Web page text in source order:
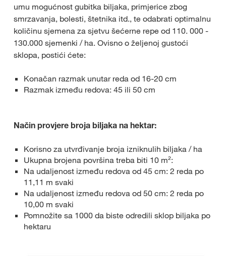
umu mogućnost gubitka biljaka, primjerice zbog
smrzavanja, bolesti, štetnika itd., te odabrati optimalnu
količinu sjemena za sjetvu šećerne repe od 110. 000 -
130.000 sjemenki / ha. Ovisno o željenoj gustoći
sklopa, postići ćete:
Konačan razmak unutar reda od 16-20 cm
Razmak između redova: 45 ili 50 cm
Način provjere broja biljaka na hektar:
Korisno za utvrđivanje broja izniknulih biljaka / ha
Ukupna brojena površina treba biti 10 m²:
Na udaljenost između redova od 45 cm: 2 reda po
11,11 m svaki
Na udaljenost između redova od 50 cm: 2 reda po
10,00 m svaki
Pomnožite sa 1000 da biste odredili sklop biljaka po
hektaru